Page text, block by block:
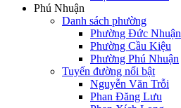
Phú Nhuận
Danh sách phường
Phường Đức Nhuận
Phường Cầu Kiệu
Phường Phú Nhuận
Tuyến đường nổi bật
Nguyễn Văn Trỗi
Phan Đăng Lưu